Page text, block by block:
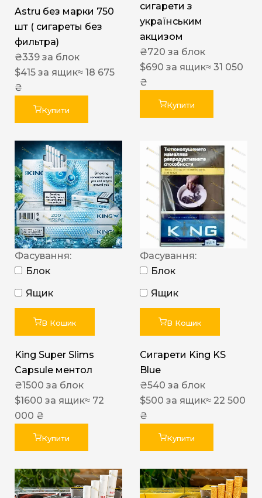
Astru без марки 750
шт ( сигареты без
фильтра)
₴339 за блок
$415 за ящик≈ 18 675
₴
Купити
сигарети з
українським
акцизом
₴720 за блок
$690 за ящик≈ 31 050
₴
Купити
Фасування:
Блок
Ящик
В Кошик
King Super Slims
Capsule ментол
₴1500 за блок
$1600 за ящик≈ 72
000 ₴
Купити
Фасування:
Блок
Ящик
В Кошик
Сигарети King KS
Blue
₴540 за блок
$500 за ящик≈ 22 500
₴
Купити